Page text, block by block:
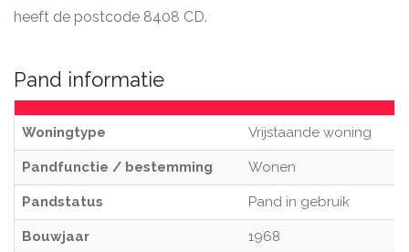
heeft de postcode 8408 CD.
Pand informatie
Woningtype Vrijstaande woning
Pandfunctie / bestemming Wonen
Pandstatus Pand in gebruik
Bouwjaar 1968